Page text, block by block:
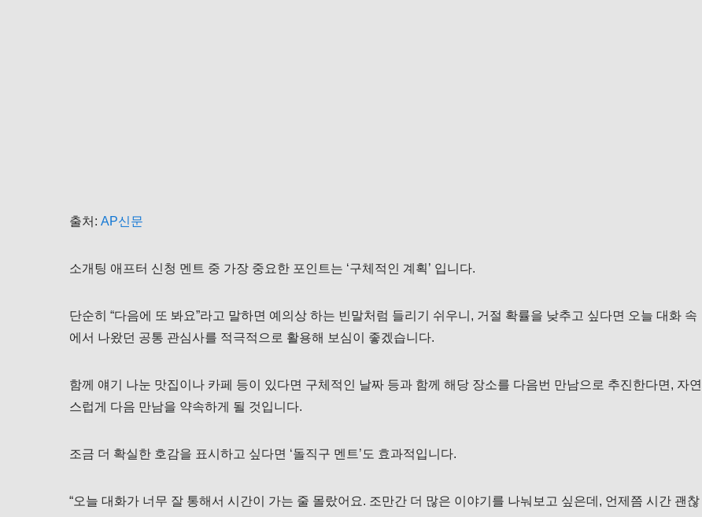
출처: AP신문
소개팅 애프터 신청 멘트 중 가장 중요한 포인트는 ‘구체적인 계획’ 입니다.
단순히 “다음에 또 봐요”라고 말하면 예의상 하는 빈말처럼 들리기 쉬우니, 거절 확률을 낮추고 싶다면 오늘 대화 속
에서 나왔던 공통 관심사를 적극적으로 활용해 보심이 좋겠습니다.
함께 얘기 나눈 맛집이나 카페 등이 있다면 구체적인 날짜 등과 함께 해당 장소를 다음번 만남으로 추진한다면, 자연
스럽게 다음 만남을 약속하게 될 것입니다.
조금 더 확실한 호감을 표시하고 싶다면 ‘돌직구 멘트’도 효과적입니다.
“오늘 대화가 너무 잘 통해서 시간이 가는 줄 몰랐어요. 조만간 더 많은 이야기를 나눠보고 싶은데, 언제쯤 시간 괜찮